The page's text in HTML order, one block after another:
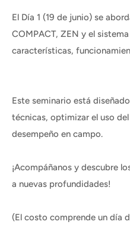
El Día 1 (19 de junio) se
COMPACT, ZEN y el
características,
Este seminario está
técnicas, optimizar el uso
desempeño en campo.
¡Acompáñanos y descubre
a nuevas profundidades!
(El costo comprende un día